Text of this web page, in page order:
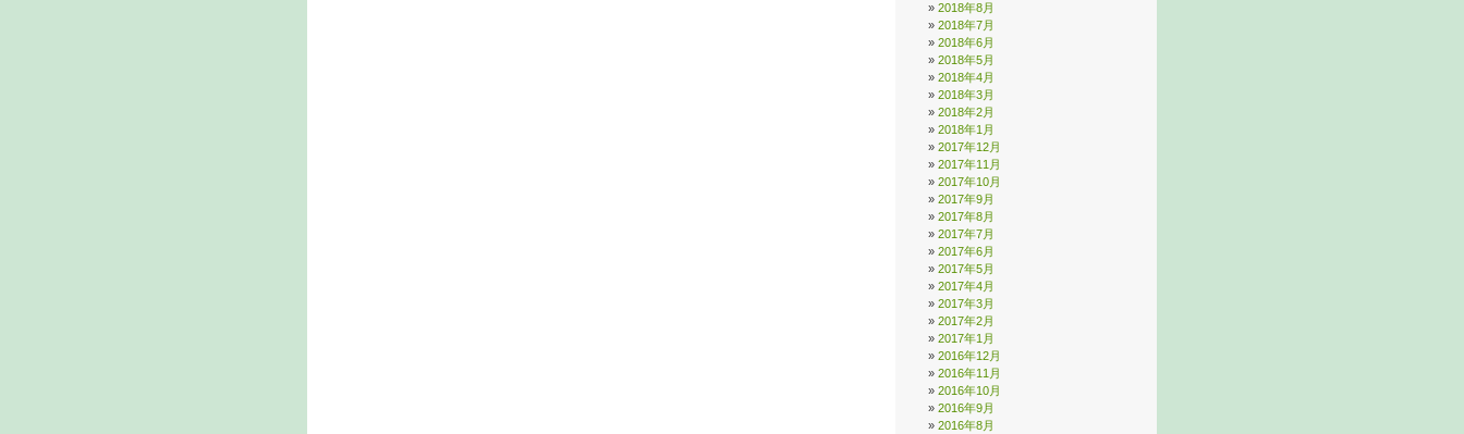
2018年8月
2018年7月
2018年6月
2018年5月
2018年4月
2018年3月
2018年2月
2018年1月
2017年12月
2017年11月
2017年10月
2017年9月
2017年8月
2017年7月
2017年6月
2017年5月
2017年4月
2017年3月
2017年2月
2017年1月
2016年12月
2016年11月
2016年10月
2016年9月
2016年8月